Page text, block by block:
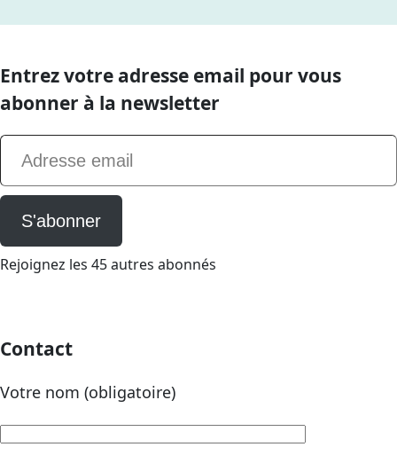
Entrez votre adresse email pour vous
abonner à la newsletter
Adresse email
S'abonner
Rejoignez les 45 autres abonnés
Contact
Votre nom (obligatoire)